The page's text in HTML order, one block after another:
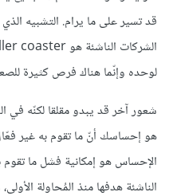
قد تسير على ما يرام. التشبيه
لوحده وإنّما هناك فرص كثيرة
شعور آخر قد يبدو مقلقا لكنّه في
هو إحساسك أنّ ما تقوم به غير
الإحساس هو إمكانية فشل ما
الناشئة هدفها منذ المُحاولة